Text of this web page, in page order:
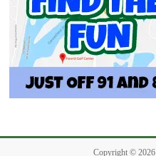
Copyright © 2026